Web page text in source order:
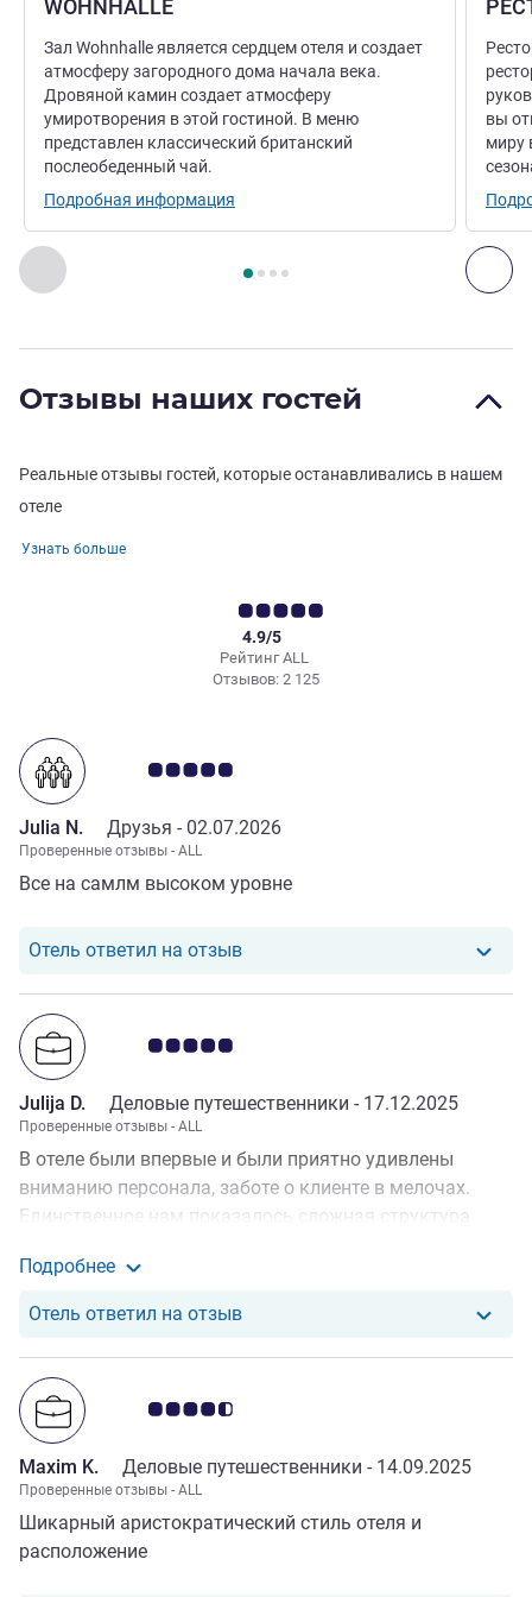
Назад - Ресторан
Страница , Ресторан 1 : WOHNHALLE , Ресторан 2
WOHNHALLE
Зал Wohnhalle является сердцем отеля и создает
атмосферу загородного дома начала века.
Дровяной камин создает атмосферу
умиротворения в этой гостиной. В меню
представлен классический британский
послеобеденный чай.
Подробная информация
вы
миру
Отзывы наших гостей
Реальные отзывы гостей, которые останавливались в нашем
отеле
Узнать больше
Рейтинг ALL
4.9/5
Отзывов: 2 125
Примечание: отзывы клиентов 5.0/5
Julia N. Друзья - 02.07.2026
Проверенные отзывы - ALL
Все на самлм высоком уровне
Отель ответил на отзывОтель ответил на отзыв от Julia
Примечание: отзывы клиентов 5.0/5
Julija D. Деловые путешественники - 17.12.2025
Проверенные отзывы - ALL
В отеле были впервые и были приятно удивлены
вниманию персонала, заботе о клиенте в мелочах.
Единственное нам показалось сложная структура
регистрации не смогли получить внятного ответа где
можно перекусить, пришлось идти в город и там
возможно этот момент можно внести в анкету перед
заездом. Мы с мужем остались очень довольны, и
рекомендуем ваш отель друзья и знакомым.
Подробнее
Отель ответил на отзывОтель ответил на отзыв от
Примечание: отзывы клиентов 4.5/5
Maxim K. Деловые путешественники - 14.09.2025
Проверенные отзывы - ALL
Шикарный аристократический стиль отеля и
расположение